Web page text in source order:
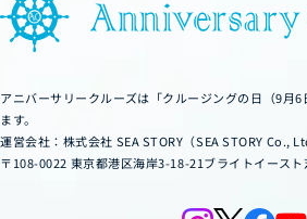
アニバーサリークルーズは「クルージングの日（9月
ます。
運営会社：株式会社 SEA STORY（SEA STORY Co.,
〒108-0022 東京都港区海岸3-18-21ブライトイースト